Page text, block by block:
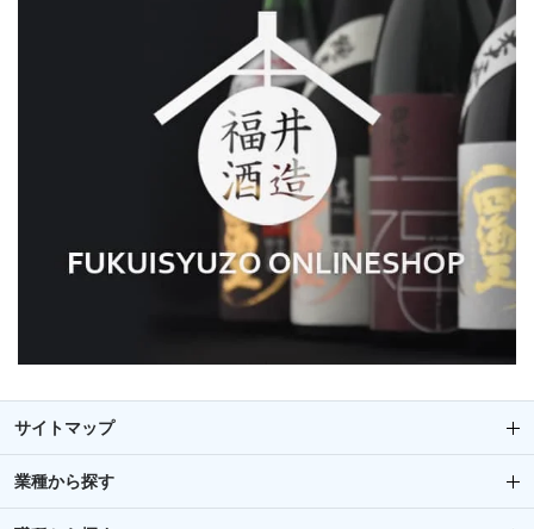
サイトマップ
業種から探す